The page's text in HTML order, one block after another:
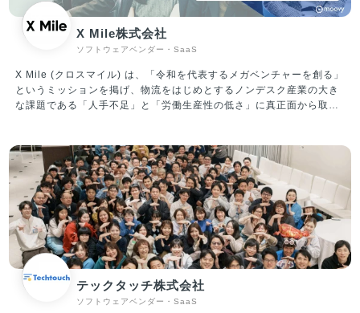
X Mile株式会社
ソフトウェアベンダー・SaaS
X Mile (クロスマイル) は、「令和を代表するメガベンチャーを創る」
というミッションを掲げ、物流をはじめとするノンデスク産業の大き
な課題である「人手不足」と「労働生産性の低さ」に真正面から取り
事業」と「ITプラットフォーム事業」を軸に事業を推進しています。
①人材プラットフォーム事業 転職したいノンデスクワーカーと企業と
を結びつけるサービスを提供中。現在展開しているサービスは、ノン
デスク事業者向けの人材採用システム『X Work（クロスワーク）』、
物流・自動車整備・建設領域に特化したエージェントの『ドライバー
キャリア』『整備士キャリア』『建職キャリア』を運営しています。
現在、5,000社以上のクライアントと取引しており、業界トップクラ
スの各社からも厚い信頼を寄せられいます。業界に先駆けて成果報酬
型サービスを実施し、導入のしやすさから新たなクライアントを獲得
し急成長を果たしています。 ②ITプラットフォーム（SaaS）事業 X
Mile社は、人材プラットフォーム事業で5,000以上のお客様と取引を
テックタッチ株式会社
ソフトウェアベンダー・SaaS